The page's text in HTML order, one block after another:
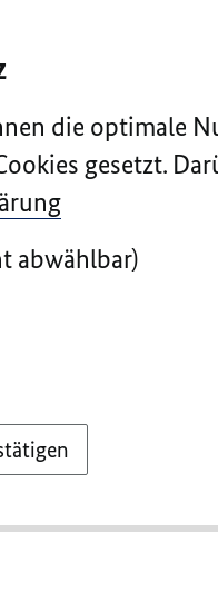
die optimale
gesetzt.
abwählbar)